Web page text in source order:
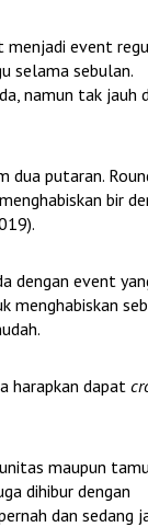
menjadi event
selama sebulan.
namun tak jauh
dua putaran.
bir
dengan event
menghabiskan
harapkan dapat
maupun
dihibur dengan
dan sedang